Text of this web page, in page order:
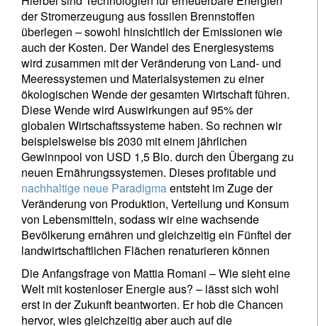
der Stromerzeugung aus fossilen Brennstoffen
überlegen – sowohl hinsichtlich der Emissionen wie
auch der Kosten. Der Wandel des Energiesystems
wird zusammen mit der Veränderung von Land- und
Meeressystemen und Materialsystemen zu einer
ökologischen Wende der gesamten Wirtschaft führen.
Diese Wende wird Auswirkungen auf 95% der
globalen Wirtschaftssysteme haben. So rechnen wir
beispielsweise bis 2030 mit einem jährlichen
Gewinnpool von USD 1,5 Bio. durch den Übergang zu
neuen Ernährungssystemen. Dieses profitable und
nachhaltige neue Paradigmaentsteht im Zuge der
Veränderung von Produktion, Verteilung und Konsum
von Lebensmitteln, sodass wir eine wachsende
Bevölkerung ernähren und gleichzeitig ein Fünftel der
landwirtschaftlichen Flächen renaturieren können
Die Anfangsfrage von Mattia Romani – Wie sieht eine
Welt mit kostenloser Energie aus? – lässt sich wohl
erst in der Zukunft beantworten. Er hob die Chancen
hervor, wies gleichzeitig aber auch auf die